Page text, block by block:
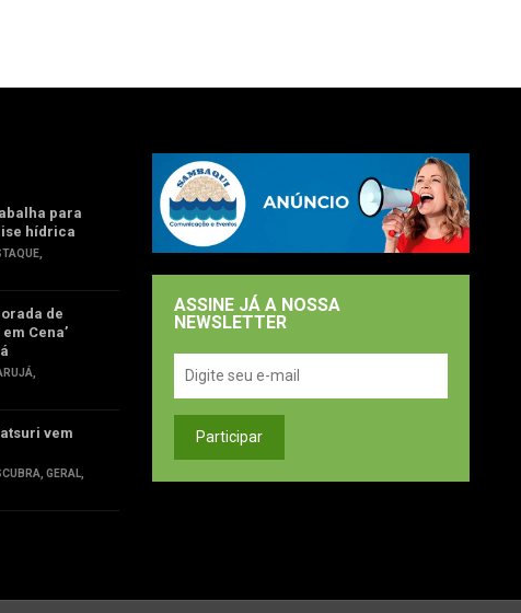
para
hídrica
,
de
Cena’
,
vem
, GERAL,
ASSINE JÁ A NOSSA
NEWSLETTER